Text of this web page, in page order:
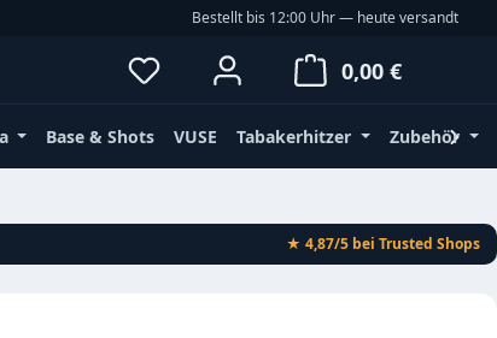
Bestellt bis 12:00 Uhr — heute versandt
Du hast 0 Produkte auf dem
0,00 €
Base & Shots VUSE Tabakerhitzer Zubehör
★ 4,87/5 bei Trusted Shops